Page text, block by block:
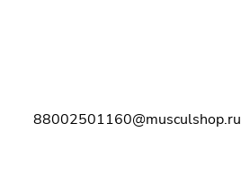
88002501160@musculshop.ru